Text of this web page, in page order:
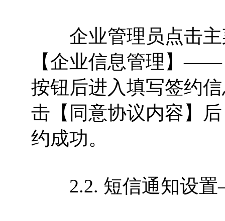
企业管理员点击主
【企业信息管理】
按钮后进入填写签约
击【同意协议内容】
约成功。
2.2. 短信通知设置